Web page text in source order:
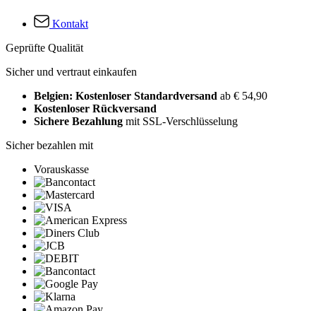
Kontakt
Geprüfte Qualität
Sicher und vertraut einkaufen
Belgien: Kostenloser Standardversand ab € 54,90
Kostenloser Rückversand
Sichere Bezahlung mit SSL-Verschlüsselung
Sicher bezahlen mit
Vorauskasse